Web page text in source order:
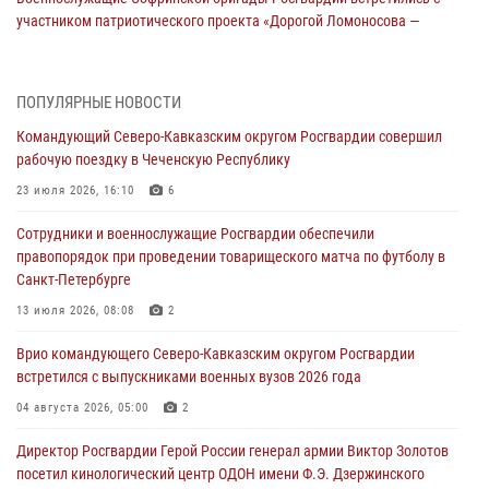
участником патриотического проекта «Дорогой Ломоносова —
Кузбассе
08 августа 2026, 07:00
исполнилось 20 лет
08 августа 2026, 07:00
В Кабардино-Балкарии сотрудники Росгвардии провели турнир по
08 августа 2026, 07:00
В Москве росгвардейцы оказали помощь медикам и девушке с
08 августа 2026, 06:32 1
ПОПУЛЯРНЫЕ НОВОСТИ
Командующий Северо-Кавказским округом Росгвардии совершил
рабочую поездку в Чеченскую Республику
23 июля 2026, 16:10 6
Сотрудники и военнослужащие Росгвардии обеспечили
правопорядок при проведении товарищеского матча по футболу в
Санкт-Петербурге
13 июля 2026, 08:08 2
Врио командующего Северо-Кавказским округом Росгвардии
встретился с выпускниками военных вузов 2026 года
04 августа 2026, 05:00 2
Директор Росгвардии Герой России генерал армии Виктор Золотов
посетил кинологический центр ОДОН имени Ф.Э. Дзержинского